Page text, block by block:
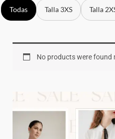
Todas Talla 3XS Talla
No products were found